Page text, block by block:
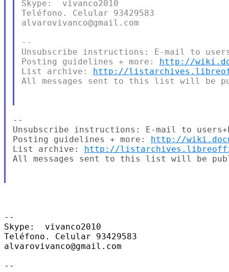
Skype:  vivanco2010
Teléfono. Celular 93429583
alvarovivanco@gmail.com
--
Unsubscribe instructions: E-mail to
Posting guidelines + more: http://
List archive: http://
All messages sent to this list will be
--
Unsubscribe instructions: E-mail to
Posting guidelines + more: http://
List archive: http://
All messages sent to this list will be
--
Skype:  vivanco2010
Teléfono. Celular 93429583
alvarovivanco@gmail.com
--